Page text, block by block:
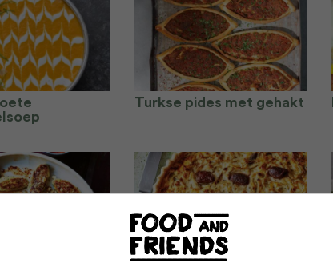
Turkse pides met gehakt